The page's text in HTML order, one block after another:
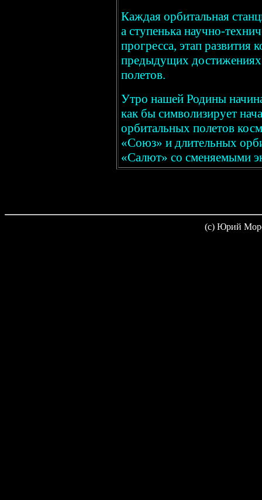
Каждая орбитальная
а ступенька научно-
прогресса, этап
предыдущих
полетов.
Утро нашей Родины
как бы символизирует
орбитальных полетов
«Союз» и длительных
«Салют» со сменяемыми
(c) Юрий